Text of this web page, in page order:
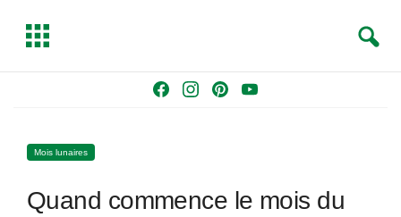
o
g
Y
b
T
g
e
a
Mois lunaires
Quand commence le mois du